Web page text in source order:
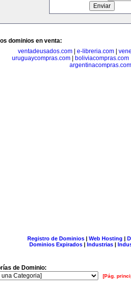
dominios en venta:
ventadeusados.com| e-libreria.com|
uruguaycompras.com| boliviacompras.com
argentinacompras.com
Registro de Dominios| Web Hosting |
Dominios Expirados | Industrias |
de Dominio:
[Pág.